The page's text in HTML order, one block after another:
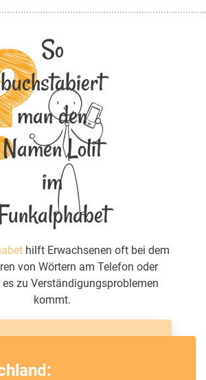
So
buchstabiert
man den
Namen Lolit
im
hilft Erwachsenen oft bei dem
von Wörtern am Telefon oder
es zu Verständigungsproblemen
kommt.